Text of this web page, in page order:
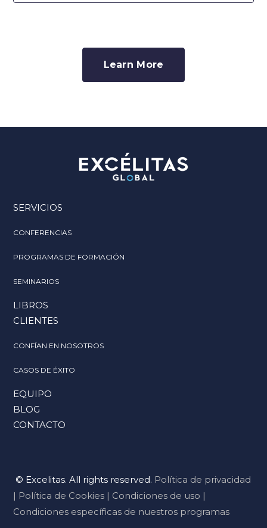
Learn More
SERVICIOS
CONFERENCIAS
PROGRAMAS DE FORMACIÓN
SEMINARIOS
LIBROS
CLIENTES
CONFÍAN EN NOSOTROS
CASOS DE ÉXITO
EQUIPO
BLOG
CONTACTO
© Excelitas. All rights reserved. Política de privacidad
| Política de Cookies | Condiciones de uso |
Condiciones específicas de nuestros programas